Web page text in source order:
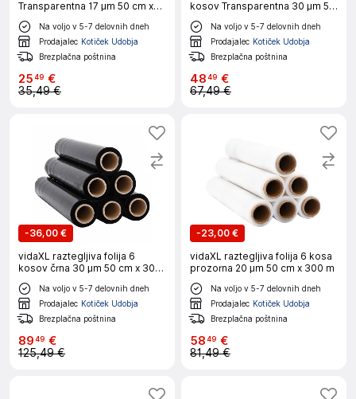
Transparentna 17 μm 50 cm x
300 m
Na voljo v 5-7 delovnih dneh
Prodajalec Kotiček Udobja
Brezplačna poštnina
2549 €
35,49 €
kosov Transparentna 30 μm 50
cm x 150 m
Na voljo v 5-7 delovnih dneh
Prodajalec Kotiček Udobja
Brezplačna poštnina
4849 €
67,49 €
-36,00 €
vidaXL raztegljiva folija 6
kosov črna 30 μm 50 cm x 300
m
Na voljo v 5-7 delovnih dneh
Prodajalec Kotiček Udobja
Brezplačna poštnina
8949 €
125,49 €
-23,00 €
vidaXL raztegljiva folija 6 kosa
prozorna 20 μm 50 cm x 300 m
Na voljo v 5-7 delovnih dneh
Prodajalec Kotiček Udobja
Brezplačna poštnina
5849 €
81,49 €